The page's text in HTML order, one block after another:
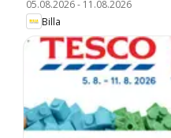
05.08.2026- 11.08.2026
Billa